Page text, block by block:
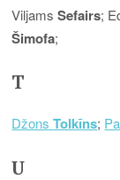
ViljamsSefairs;
Šimofa;
T
DžonsTolkīns;
U